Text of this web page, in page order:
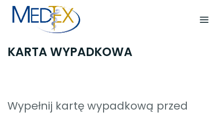
Skip
KARTA WYPADKOWA
Wypełnij kartę wypadkową przed